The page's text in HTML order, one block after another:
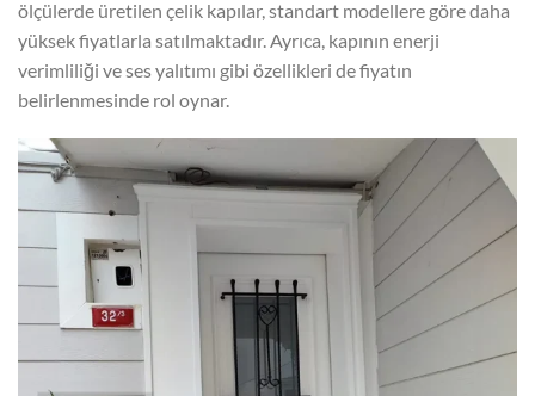
ölçülerde üretilen çelik kapılar, standart modellere göre daha
yüksek fiyatlarla satılmaktadır. Ayrıca, kapının enerji
verimliliği ve ses yalıtımı gibi özellikleri de fiyatın
belirlenmesinde rol oynar.